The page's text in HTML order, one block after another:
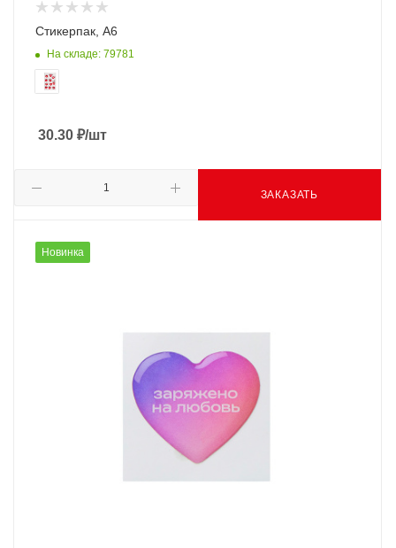
Стикерпак, А6
На складе: 79781
30.30 ₽/шт
ЗАКАЗАТЬ
Новинка